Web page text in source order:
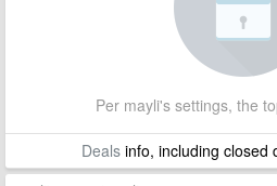
Per mayli's settings, the
Dealsinfo, including closed